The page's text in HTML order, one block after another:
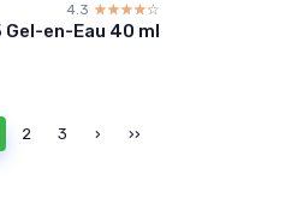
4.3 ☆☆☆☆☆
★★★★★
Gel-en-Eau 40 ml
2 3 › ››